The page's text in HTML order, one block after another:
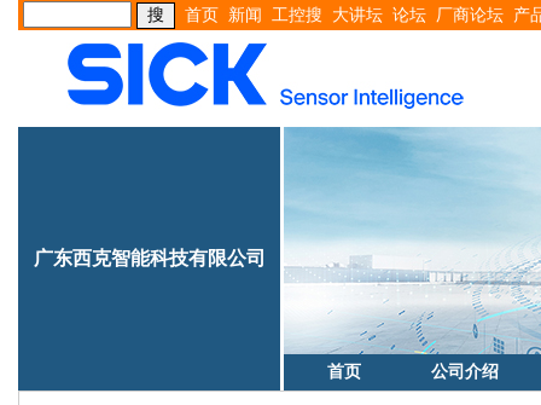
首页 新闻 工控搜 大讲坛 论坛 厂商论坛 产
广东西克智能科技有限公司
首页 公司介绍